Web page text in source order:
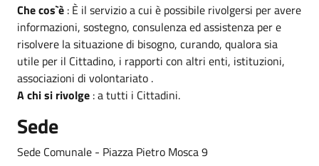
Che cos`è : È il servizio a cui è possibile rivolgersi per avere
informazioni, sostegno, consulenza ed assistenza per e
risolvere la situazione di bisogno, curando, qualora sia
utile per il Cittadino, i rapporti con altri enti, istituzioni,
associazioni di volontariato .
A chi si rivolge : a tutti i Cittadini.
Sede
Sede Comunale - Piazza Pietro Mosca 9